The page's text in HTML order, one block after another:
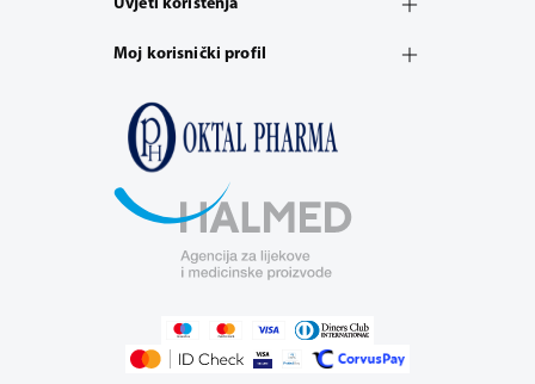
Uvjeti korištenja
Moj korisnički profil